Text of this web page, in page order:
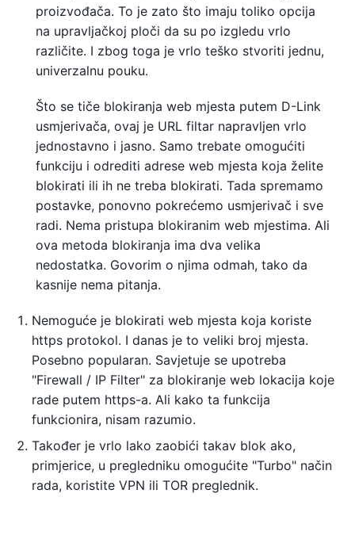
proizvođača. To je zato što imaju toliko opcija
na upravljačkoj ploči da su po izgledu vrlo
različite. I zbog toga je vrlo teško stvoriti jednu,
univerzalnu pouku.
Što se tiče blokiranja web mjesta putem D-Link
usmjerivača, ovaj je URL filtar napravljen vrlo
jednostavno i jasno. Samo trebate omogućiti
funkciju i odrediti adrese web mjesta koja želite
blokirati ili ih ne treba blokirati. Tada spremamo
postavke, ponovno pokrećemo usmjerivač i sve
radi. Nema pristupa blokiranim web mjestima. Ali
ova metoda blokiranja ima dva velika
nedostatka. Govorim o njima odmah, tako da
kasnije nema pitanja.
Nemoguće je blokirati web mjesta koja koriste
https protokol. I danas je to veliki broj mjesta.
Posebno popularan. Savjetuje se upotreba
"Firewall / IP Filter" za blokiranje web lokacija koje
rade putem https-a. Ali kako ta funkcija
funkcionira, nisam razumio.
Također je vrlo lako zaobići takav blok ako,
primjerice, u pregledniku omogućite "Turbo" način
rada, koristite VPN ili TOR preglednik.